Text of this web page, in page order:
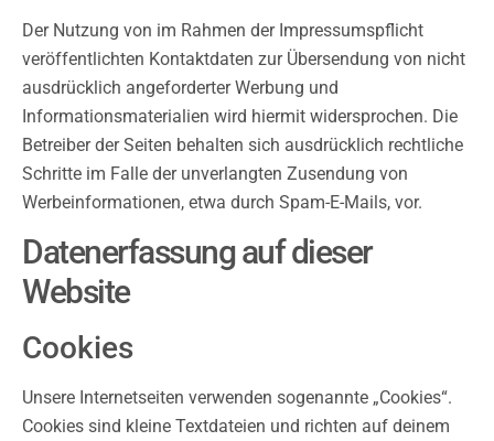
Der Nutzung von im Rahmen der Impressumspflicht
veröffentlichten Kontaktdaten zur Übersendung von nicht
ausdrücklich angeforderter Werbung und
Informationsmaterialien wird hiermit widersprochen. Die
Betreiber der Seiten behalten sich ausdrücklich rechtliche
Schritte im Falle der unverlangten Zusendung von
Werbeinformationen, etwa durch Spam-E-Mails, vor.
Datenerfassung auf dieser
Website
Cookies
Unsere Internetseiten verwenden sogenannte „Cookies“.
Cookies sind kleine Textdateien und richten auf deinem